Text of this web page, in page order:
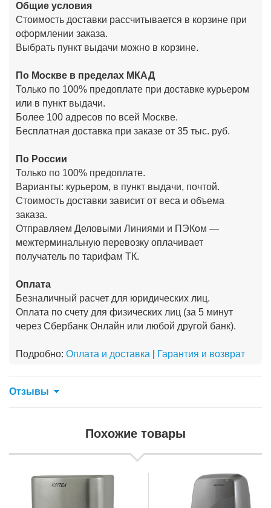
Общие условия
Стоимость доставки рассчитывается в корзине при
оформлении заказа.
Выбрать пункт выдачи можно в корзине.
По Москве в пределах МКАД
Только по 100% предоплате при доставке курьером
или в пункт выдачи.
Более 100 адресов по всей Москве.
Бесплатная доставка при заказе от 35 тыс. руб.
По России
Только по 100% предоплате.
Варианты: курьером, в пункт выдачи, почтой.
Стоимость доставки зависит от веса и объема
заказа.
Отправляем Деловыми Линиями и ПЭКом —
межтерминальную перевозку оплачивает
получатель по тарифам ТК.
Оплата
Безналичный расчет для юридических лиц.
Оплата по счету для физических лиц (за 5 минут
через Сбербанк Онлайн или любой другой банк).
Подробно: Оплата и доставка Гарантия и возврат
Отзывы
Похожие товары